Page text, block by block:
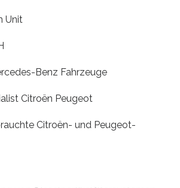
Unit
Benz Fahrzeuge
Citroën Peugeot
Citroën- und Peugeot-